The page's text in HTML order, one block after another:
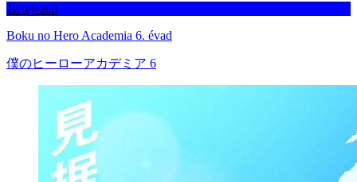
Befejezett
Boku no Hero Academia 6. évad
僕のヒーローアカデミア 6